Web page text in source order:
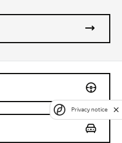
Privacy notice